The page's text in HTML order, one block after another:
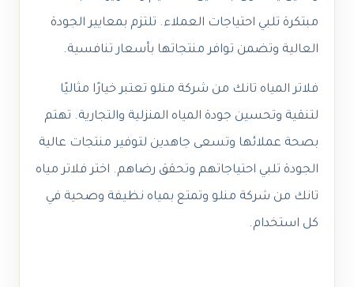
مبتكرة تلبي احتياجات العملاء. تلتزم بمعايير الجودة
العالية وتضمن توافر منتجاتها بأسعار تنافسية.
فلاتر المياه تانك من شركة منلو تعتبر خيارًا مثاليًا
لتنقية وتحسين جودة المياه المنزلية والتجارية. تهتم
بصحة عملائها وتسعى جاهدين لتوفير منتجات عالية
الجودة تلبي احتياجاتهم وتحقق رضاهم. اختر فلاتر مياه
تانك من شركة منلو وتمتع بمياه نظيفة وصحية في
كل استخدام.